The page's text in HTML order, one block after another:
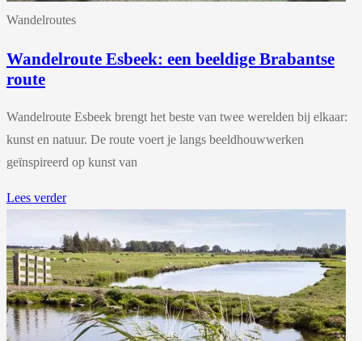
Wandelroutes
Wandelroute Esbeek: een beeldige Brabantse
route
Wandelroute Esbeek brengt het beste van twee werelden bij elkaar:
kunst en natuur. De route voert je langs beeldhouwwerken
geïnspireerd op kunst van
Lees verder